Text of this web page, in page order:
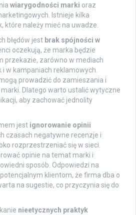
wiarygodności marki oraz
Istnieje kilka
które należy mieć na uwadze.
błędów jest brak spójności w
oczekują, że marka będzie
przekazie, zarówno w mediach
i w kampaniach reklamowych.
prowadzić do zamieszania i
Dlatego warto ustalić wytyczne
aby zachować jednolity
jest ignorowanie opinii
czasach negatywne recenzje i
rozprzestrzeniać się w sieci.
opinie na temat marki i
sposób. Odpowiedzi na
klientom, że firma dba o
na sugestie, co przyczynia się do
nieetycznych praktyk